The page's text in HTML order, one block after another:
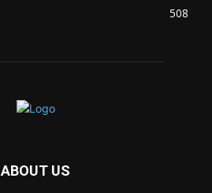
508
ABOUT US